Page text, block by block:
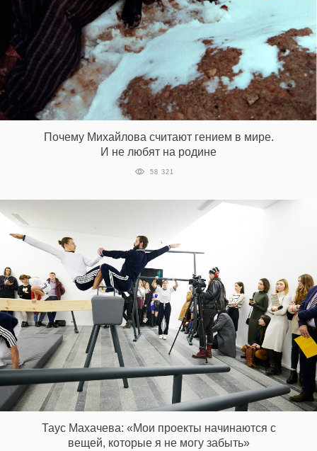
Почему Михайлова считают гением в мире.
И не любят на родине
58 321
Таус Махачева: «Мои проекты начинаются с
вещей, которые я не могу забыть»